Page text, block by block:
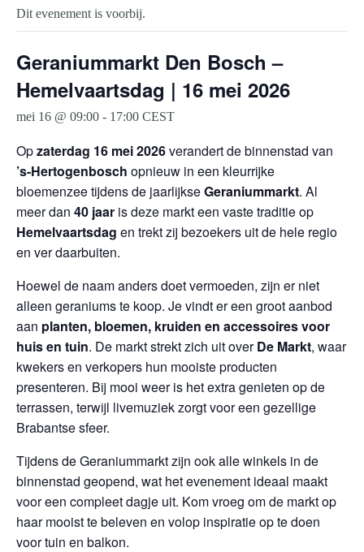
Dit evenement is voorbij.
Geraniummarkt Den Bosch –
Hemelvaartsdag | 16 mei 2026
mei 16 @ 09:00 - 17:00 CEST
Opzaterdag 16 mei 2026verandert de binnenstad van
’s-Hertogenbosch opnieuw in een kleurrijke
bloemenzee tijdens de jaarlijkseGeraniummarkt. Al
meer dan 40 jaar is deze markt een vaste traditie op
Hemelvaartsdag en trekt zij bezoekers uit de hele regio
en ver daarbuiten.
Hoewel de naam anders doet vermoeden, zijn er niet
alleen geraniums te koop. Je vindt er een groot aanbod
aan planten, bloemen, kruiden en accessoires voor
huis en tuin. De markt strekt zich uit overDe Markt, waar
kwekers en verkopers hun mooiste producten
presenteren. Bij mooi weer is het extra genieten op de
terrassen, terwijl livemuziek zorgt voor een gezellige
Brabantse sfeer.
Tijdens de Geraniummarkt zijn ook alle winkels in de
binnenstad geopend, wat het evenement ideaal maakt
voor een compleet dagje uit. Kom vroeg om de markt op
haar mooist te beleven en volop inspiratie op te doen
voor tuin en balkon.